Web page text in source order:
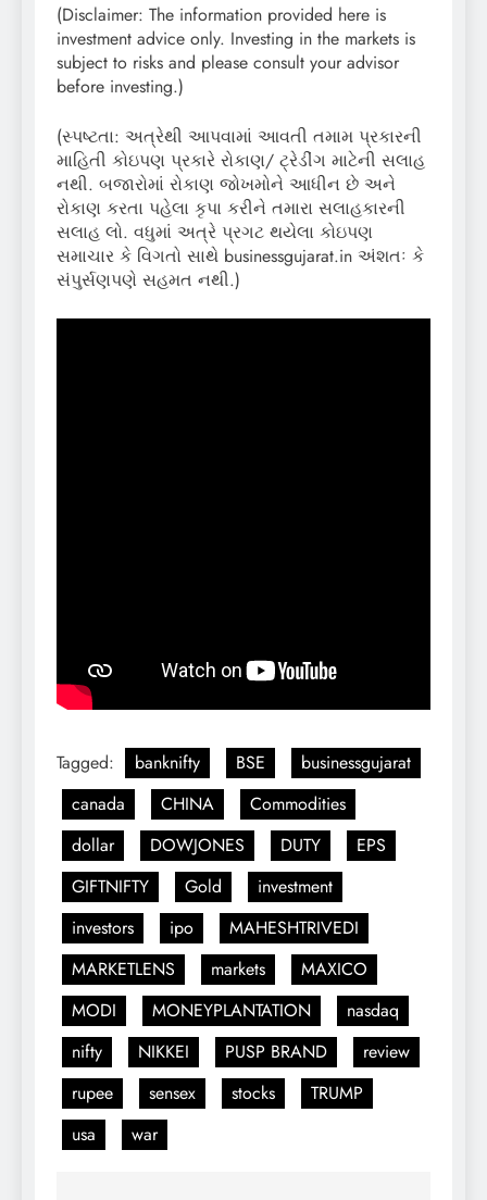
(Disclaimer: The information provided here is
investment advice only. Investing in the markets is
subject to risks and please consult your advisor
before investing.)
(સ્પષ્ટતા: અત્રેથી આપવામાં આવતી તમામ પ્રકારની
માહિતી કોઇપણ પ્રકારે રોકાણ/ ટ્રેડીંગ માટેની સલાહ
નથી. બજારોમાં રોકાણ જોખમોને આધીન છે અને
રોકાણ કરતા પહેલા કૃપા કરીને તમારા સલાહકારની
સલાહ લો. વધુમાં અત્રે પ્રગટ થયેલા કોઇપણ
સમાચાર કે વિગતો સાથે businessgujarat.in અંશતઃ કે
સંપુર્સણપણે સહમત નથી.)
Tagged: banknifty BSE
businessgujarat
canada
CHINA
Commodities
dollar
DOWJONES DUTY
EPS
GIFTNIFTY
Gold
investment
investors
ipo
MAHESHTRIVEDI
MARKETLENS
markets
MAXICO
MODI
MONEYPLANTATION
nasdaq
nifty
NIKKEI PUSP BRAND
review
rupee
sensex stocks
TRUMP
usa
war